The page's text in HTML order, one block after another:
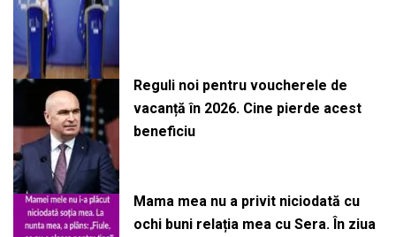
Reguli noi pentru voucherele de
vacanță în 2026. Cine pierde acest
beneficiu
Mama mea nu a privit niciodată cu
ochi buni relația mea cu Sera. În ziua